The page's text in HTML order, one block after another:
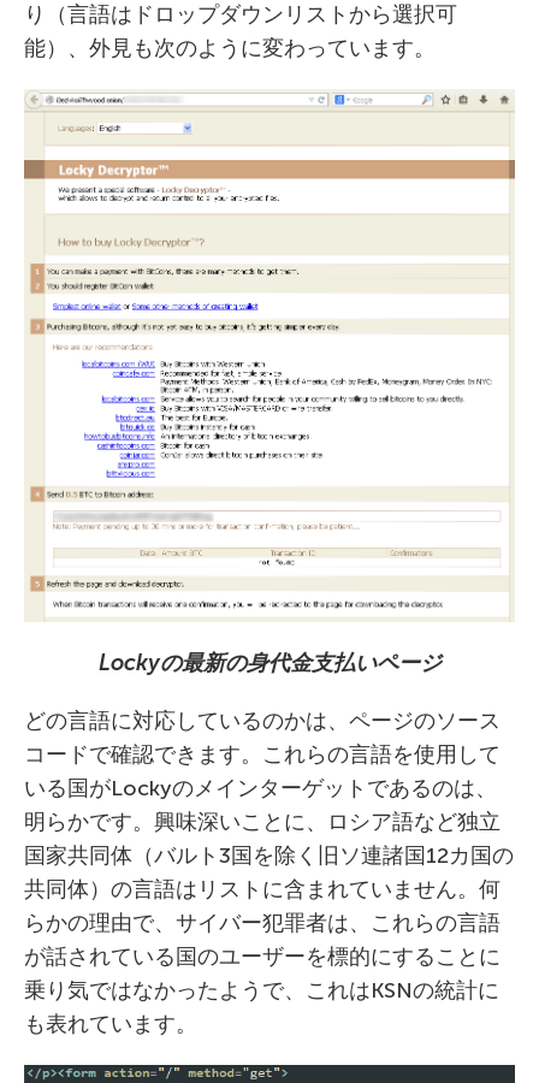
り（言語はドロップダウンリストから選択可
能）、外見も次のように変わっています。
Lockyの最新の身代金支払いページ
どの言語に対応しているのかは、ページのソース
コードで確認できます。これらの言語を使用して
いる国がLockyのメインターゲットであるのは、
明らかです。興味深いことに、ロシア語など独立
国家共同体（バルト3国を除く旧ソ連諸国12カ国の
共同体）の言語はリストに含まれていません。何
らかの理由で、サイバー犯罪者は、これらの言語
が話されている国のユーザーを標的にすることに
乗り気ではなかったようで、これはKSNの統計に
も表れています。